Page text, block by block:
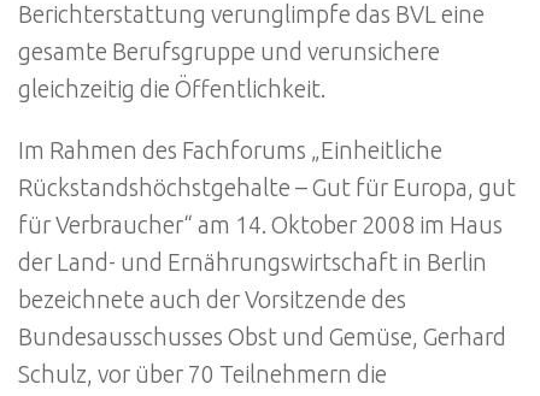
Berichterstattung verunglimpfe das BVL eine
gesamte Berufsgruppe und verunsichere
gleichzeitig die Öffentlichkeit.
Im Rahmen des Fachforums „Einheitliche
Rückstandshöchstgehalte – Gut für Europa, gut
für Verbraucher“ am 14. Oktober 2008 im Haus
der Land- und Ernährungswirtschaft in Berlin
bezeichnete auch der Vorsitzende des
Bundesausschusses Obst und Gemüse, Gerhard
Schulz, vor über 70 Teilnehmern die